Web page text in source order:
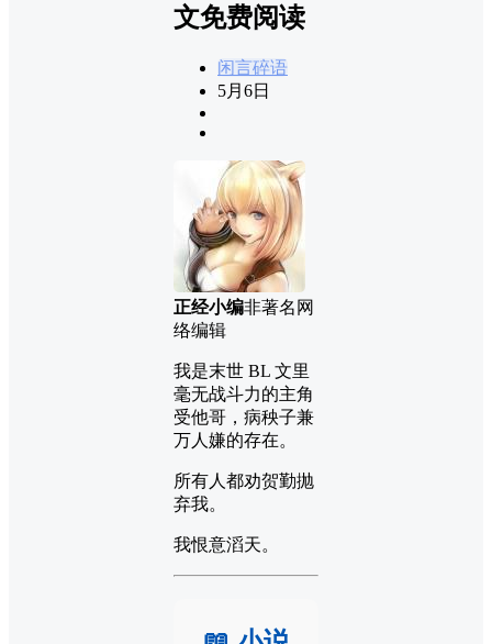
文免费阅读
闲言碎语
5月6日
正经小编非著名网
络编辑
我是末世 BL 文里
毫无战斗力的主角
受他哥，病秧子兼
万人嫌的存在。
所有人都劝贺勤抛
弃我。
我恨意滔天。